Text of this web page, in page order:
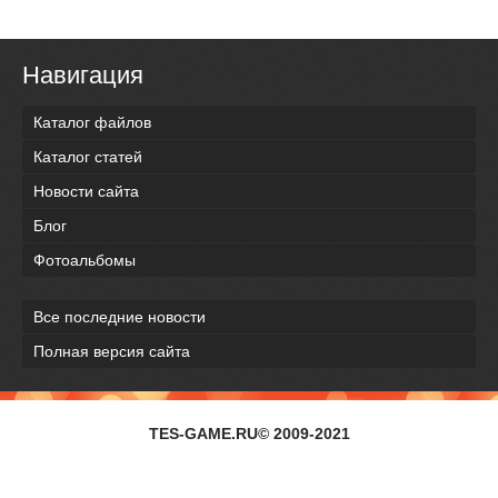
Навигация
Каталог файлов
Каталог статей
Новости сайта
Блог
Фотоальбомы
Все последние новости
Полная версия сайта
TES-GAME.RU© 2009-2021